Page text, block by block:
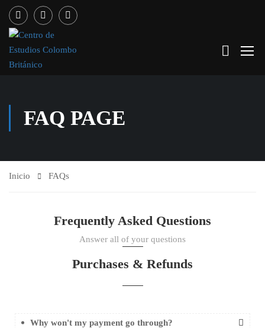
FAQ PAGE
Inicio FAQs
Frequently Asked Questions
Answer all of your questions
Purchases & Refunds
Why won't my payment go through?